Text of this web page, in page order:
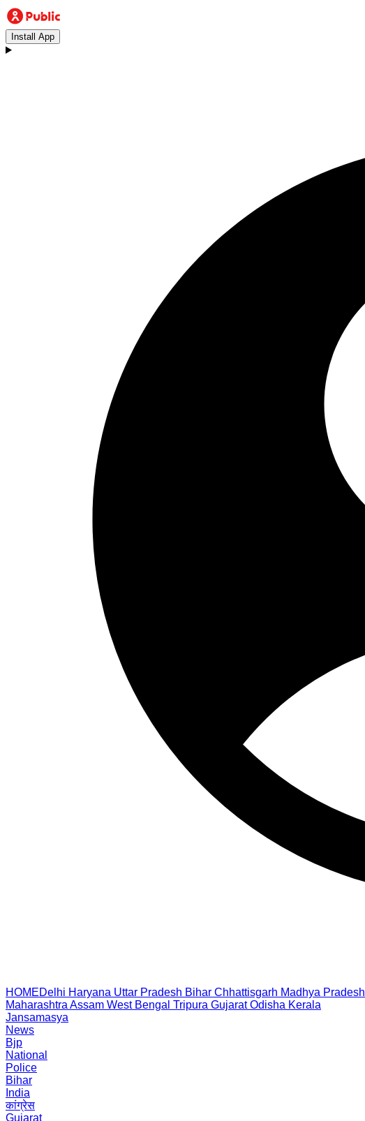
Install App
HOMEDelhi Haryana Uttar Pradesh Bihar Chhattisgarh Madhya Pradesh
Maharashtra Assam West Bengal Tripura Gujarat Odisha Kerala
Jansamasya
News
Bjp
National
Police
Bihar
India
कांग्रेस
Gujarat